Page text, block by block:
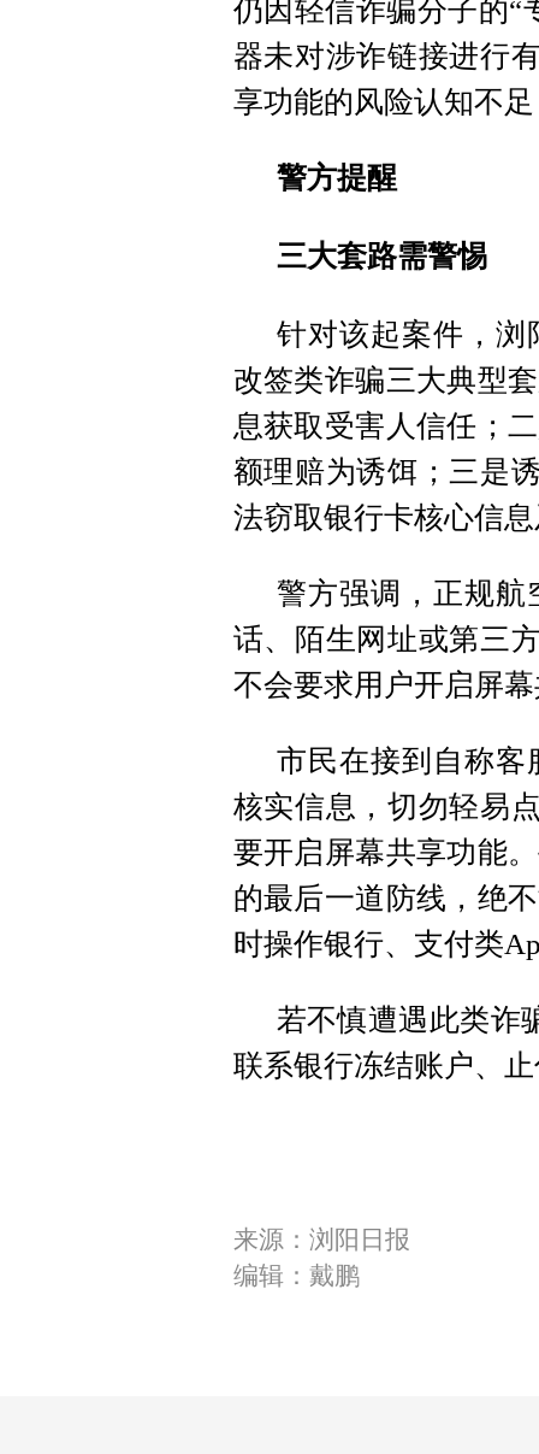
仍因轻信诈骗分子的“
器未对涉诈链接进行
享功能的风险认知不
警方提醒
三大套路需警惕
针对该起案件，浏
改签类诈骗三大典型
息获取受害人信任；
额理赔为诱饵；三是
法窃取银行卡核心信
警方强调，正规航
话、陌生网址或第三
不会要求用户开启屏
市民在接到自称客
核实信息，切勿轻易
要开启屏幕共享功能
的最后一道防线，绝
时操作银行、支付类
若不慎遭遇此类诈
联系银行冻结账户、
来源：浏阳日报
编辑：戴鹏